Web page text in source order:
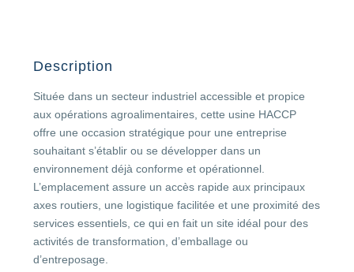
Description
Située dans un secteur industriel accessible et propice
aux opérations agroalimentaires, cette usine HACCP
offre une occasion stratégique pour une entreprise
souhaitant s’établir ou se développer dans un
environnement déjà conforme et opérationnel.
L’emplacement assure un accès rapide aux principaux
axes routiers, une logistique facilitée et une proximité des
services essentiels, ce qui en fait un site idéal pour des
activités de transformation, d’emballage ou
d’entreposage.